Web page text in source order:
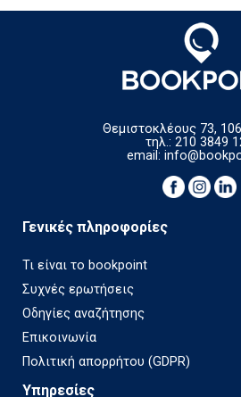
Θεμιστοκλέους 73,
τηλ.: 210 3849
email:
Γενικές πληροφορίες
Τι είναι το bookpoint
Συχνές ερωτήσεις
Οδηγίες αναζήτησης
Επικοινωνία
Πολιτική απορρήτου (GDPR)
Υπηρεσίες